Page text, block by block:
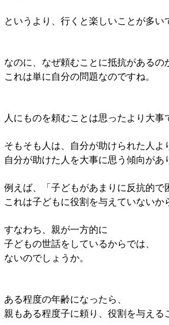
というより、行くと楽しいことが多い
なのに、なぜ頼むことに抵抗があるの
これは単に自分の問題なのですね。
人にものを頼むことは思ったより大事
そもそも人は、自分が助けられた人よ
自分が助けた人を大事に思う傾向があ
例えば、「子どもがあまりに反抗的で
これは子どもに役割を与えていないか
すなわち、親が一方的に
子どもの世話をしているからでは、
ないのでしょうか。
ある程度の年齢になったら、
親もある程度子に頼り、役割を与える